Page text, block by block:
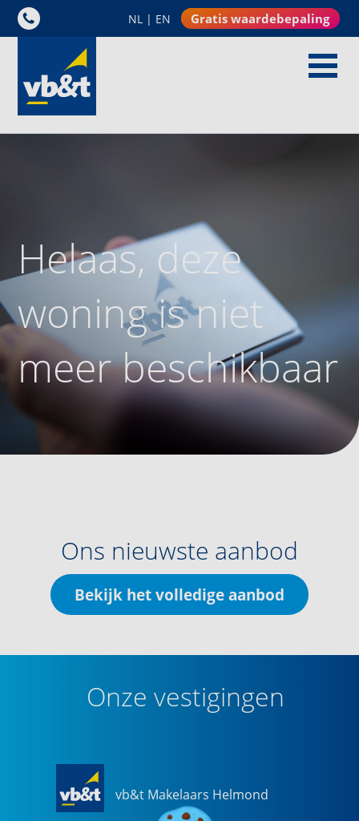
NL | EN Gratis waardebepaling
Helaas, deze
woning is niet
meer beschikbaar
Ons nieuwste aanbod
Bekijk het volledige aanbod
Onze vestigingen
vb&t Makelaars Helmond